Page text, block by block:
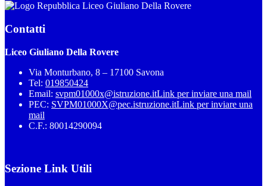
Liceo Giuliano Della Rovere
Contatti
Liceo Giuliano Della Rovere
Via Monturbano, 8 – 17100 Savona
Tel: 019850424
Email: svpm01000x@istruzione.itLink per inviare una mail
PEC: SVPM01000X@pec.istruzione.itLink per inviare una
mail
C.F.: 80014290094
Sezione Link Utili